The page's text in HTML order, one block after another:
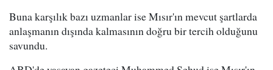
Buna karşılık bazı uzmanlar ise Mısır'ın mevcut şartlarda
anlaşmanın dışında kalmasının doğru bir tercih olduğunu
savundu.